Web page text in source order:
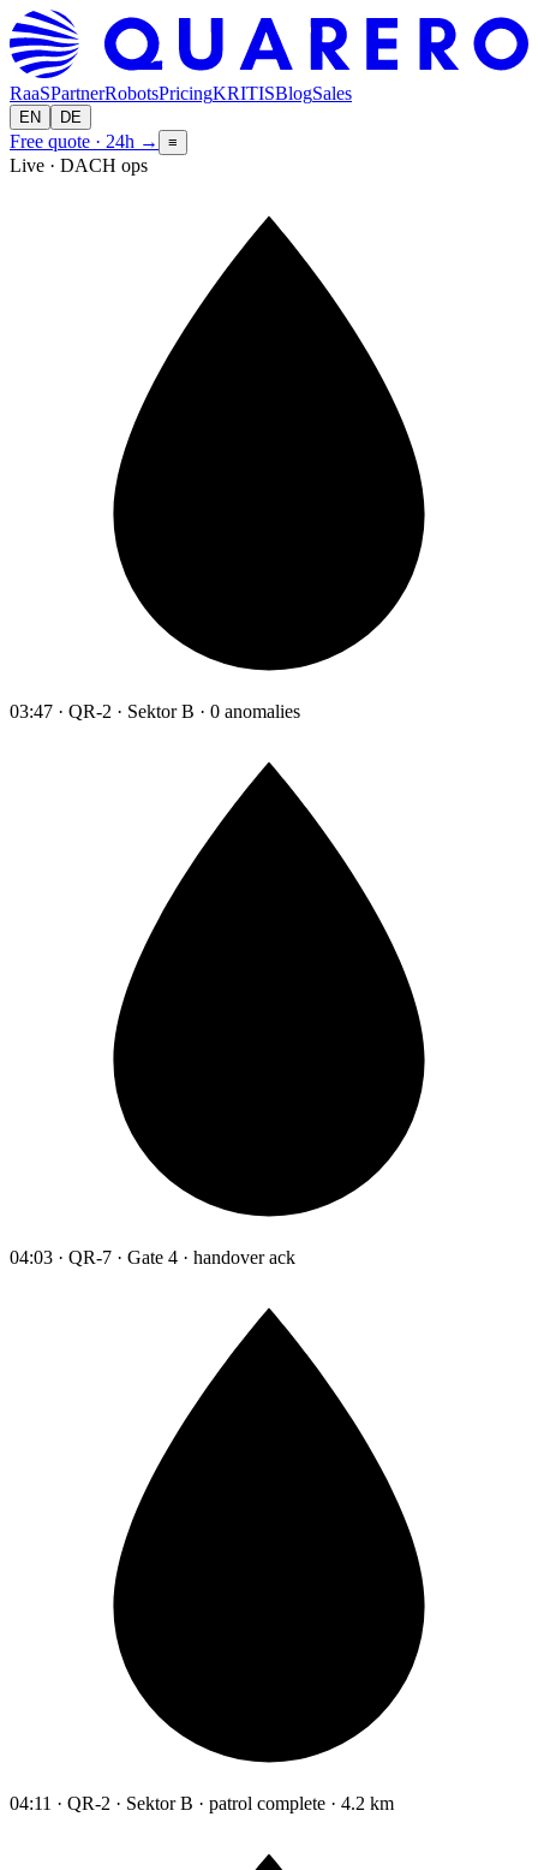
RaaSPartnerRobotsPricingKRITISBlogSales
EN DE
Free quote · 24h → ≡
Live · DACH ops
03:47 · QR-2 · Sektor B · 0 anomalies
04:03 · QR-7 · Gate 4 · handover ack
04:11 · QR-2 · Sektor B · patrol complete · 4.2 km